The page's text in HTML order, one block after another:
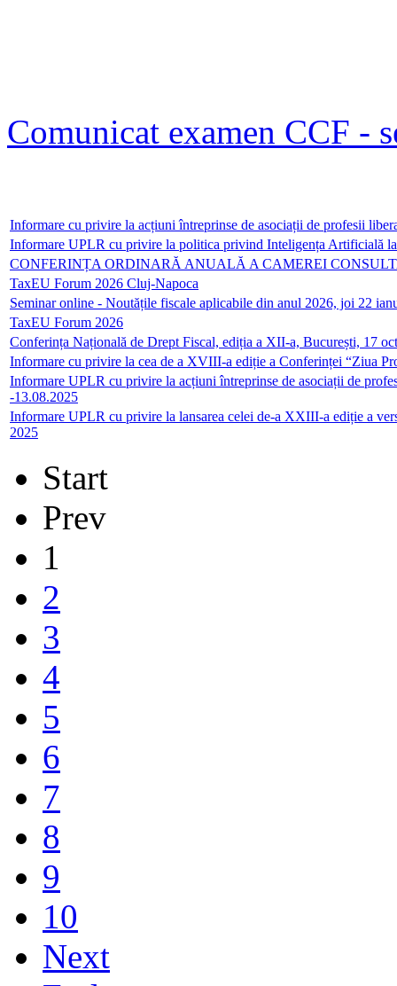
Comunicat examen CCF -
Informare cu privire la acțiuni întreprinse de asociații de profesii
Informare UPLR cu privire la politica privind Inteligența Artificială
CONFERINȚA ORDINARĂ ANUALĂ A CAMEREI
TaxEU Forum 2026 Cluj-Napoca
Seminar online - Noutățile fiscale aplicabile din anul 2026, joi 22
TaxEU Forum 2026
Conferința Națională de Drept Fiscal, ediția a XII-a, București, 17
Informare cu privire la cea de a XVIII-a ediție a Conferinței “Ziua
Informare UPLR cu privire la acțiuni întreprinse de asociații de
-13.08.2025
Informare UPLR cu privire la lansarea celei de-a XXIII-a ediție a
2025
Start
Prev
1
2
3
4
5
6
7
8
9
10
Next